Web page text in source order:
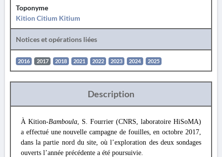
Toponyme
Kition Citium Kitium
Notices et opérations liées
2016 2017 2018 2021 2022 2023 2024 2025
Description
À Kition-Bamboula, S. Fourrier (CNRS, laboratoire HiSoMA)
a effectué une nouvelle campagne de fouilles, en octobre 2017,
dans la partie nord du site, où l’exploration des deux sondages
ouverts l’année précédente a été poursuivie.